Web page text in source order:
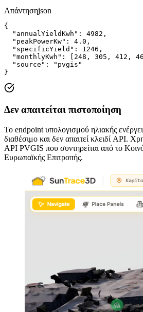
Απάντησηjson
{
  "annualYieldKwh": 4982,
  "peakPowerKw": 4.0,
  "specificYield": 1246,
"monthlyKwh": [248, 305, 412,
  "source": "pvgis"
}
Δεν απαιτείται πιστοποίηση
Το endpoint υπολογισμού ηλιακής
διαθέσιμο και δεν απαιτεί κλειδί API.
API PVGIS που συντηρείται από το
Ευρωπαϊκής Επιτροπής.